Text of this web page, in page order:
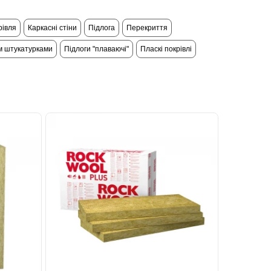
Каркасні стіни Підлога Перекриття
Підлоги "плаваючі" Пласкі покрівлі